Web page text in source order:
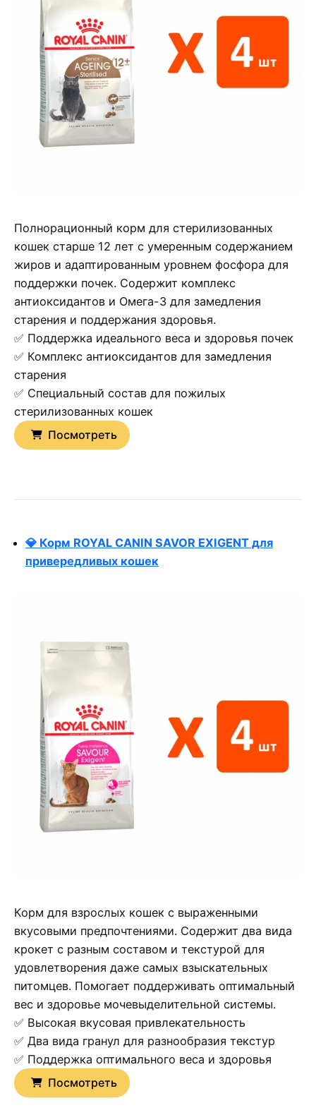
Полнорационный корм для стерилизованных
кошек старше 12 лет с умеренным содержанием
жиров и адаптированным уровнем фосфора для
поддержки почек. Содержит комплекс
антиоксидантов и Омега-3 для замедления
старения и поддержания здоровья.
✅ Поддержка идеального веса и здоровья почек
✅ Комплекс антиоксидантов для замедления
старения
✅ Специальный состав для пожилых
стерилизованных кошек
Посмотреть
💎 Корм ROYAL CANIN SAVOR EXIGENT для
привередливых кошек
Корм для взрослых кошек с выраженными
вкусовыми предпочтениями. Содержит два вида
крокет с разным составом и текстурой для
удовлетворения даже самых взыскательных
питомцев. Помогает поддерживать оптимальный
вес и здоровье мочевыделительной системы.
✅ Высокая вкусовая привлекательность
✅ Два вида гранул для разнообразия текстур
✅ Поддержка оптимального веса и здоровья
Посмотреть